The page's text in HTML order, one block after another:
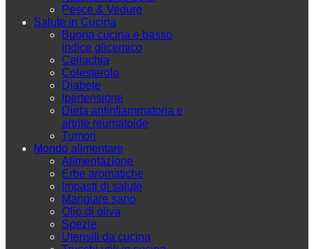
Pesce & Vedure
Salute in Cucina
Buona cucina e basso
indice glicemico
Celiachia
Colesterolo
Diabete
Ipertensione
Dieta antinfiammatoria e
artrite reumatoide
Tumori
Mondo alimentare
Alimentazione
Erbe aromatiche
Impasti di salute
Mangiare sano
Olio di oliva
Spezie
Utensili da cucina